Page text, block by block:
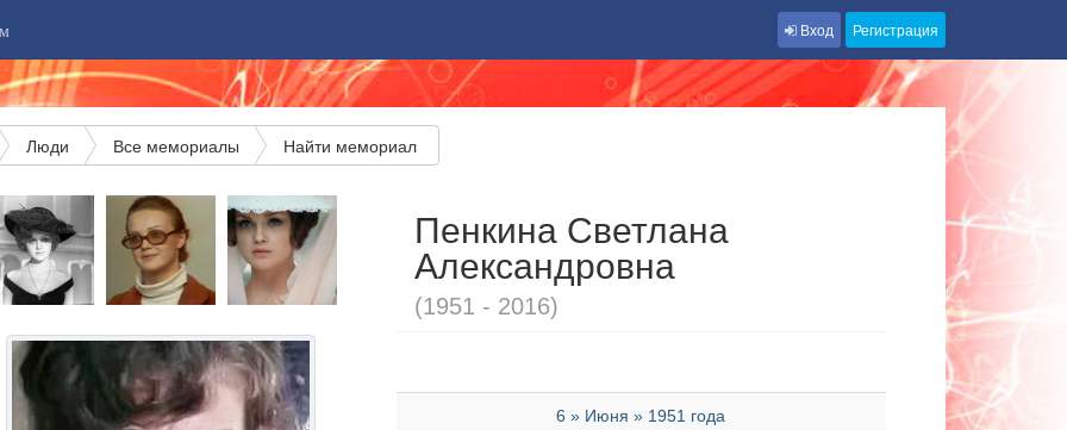
Вход Регистрация
Люди Все мемориалы Найти мемориал
Пенкина Светлана
Александровна
(1951 - 2016)
6 » Июня » 1951 года